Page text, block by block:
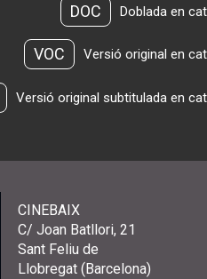
DOC Doblada en
VOC Versió original en
Versió original subtitulada en
CINEBAIX
C/ Joan Batllori, 21
Sant Feliu de
Llobregat (Barcelona)